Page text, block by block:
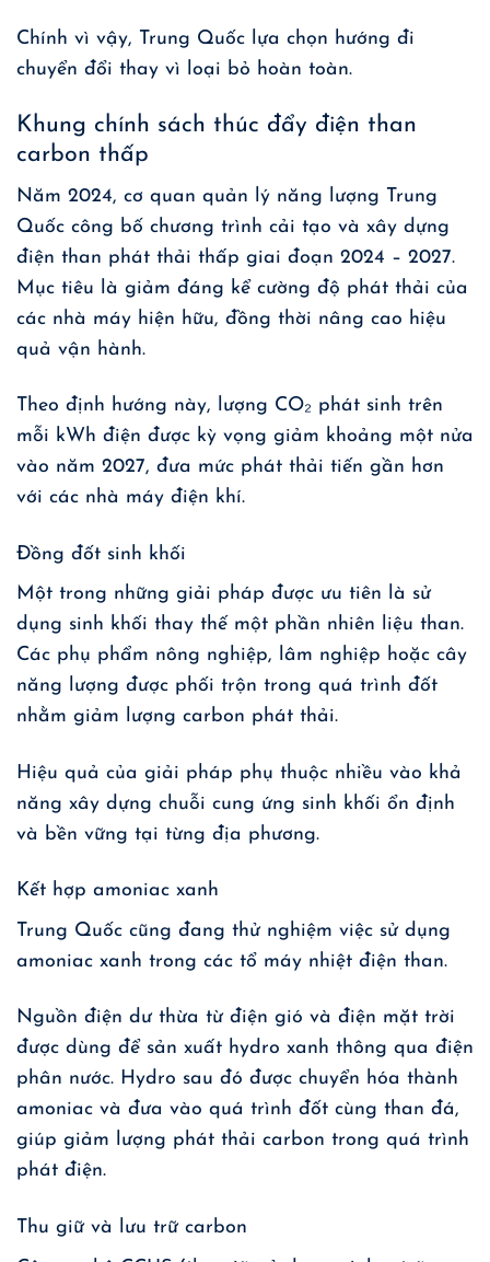
Chính vì vậy, Trung Quốc lựa chọn hướng đi
chuyển đổi thay vì loại bỏ hoàn toàn.
Khung chính sách thúc đẩy điện than
carbon thấp
Năm 2024, cơ quan quản lý năng lượng Trung
Quốc công bố chương trình cải tạo và xây dựng
điện than phát thải thấp giai đoạn 2024 – 2027.
Mục tiêu là giảm đáng kể cường độ phát thải của
các nhà máy hiện hữu, đồng thời nâng cao hiệu
quả vận hành.
Theo định hướng này, lượng CO₂ phát sinh trên
mỗi kWh điện được kỳ vọng giảm khoảng một nửa
vào năm 2027, đưa mức phát thải tiến gần hơn
với các nhà máy điện khí.
Đồng đốt sinh khối
Một trong những giải pháp được ưu tiên là sử
dụng sinh khối thay thế một phần nhiên liệu than.
Các phụ phẩm nông nghiệp, lâm nghiệp hoặc cây
năng lượng được phối trộn trong quá trình đốt
nhằm giảm lượng carbon phát thải.
Hiệu quả của giải pháp phụ thuộc nhiều vào khả
năng xây dựng chuỗi cung ứng sinh khối ổn định
và bền vững tại từng địa phương.
Kết hợp amoniac xanh
Trung Quốc cũng đang thử nghiệm việc sử dụng
amoniac xanh trong các tổ máy nhiệt điện than.
Nguồn điện dư thừa từ điện gió và điện mặt trời
được dùng để sản xuất hydro xanh thông qua điện
phân nước. Hydro sau đó được chuyển hóa thành
amoniac và đưa vào quá trình đốt cùng than đá,
giúp giảm lượng phát thải carbon trong quá trình
phát điện.
Thu giữ và lưu trữ carbon